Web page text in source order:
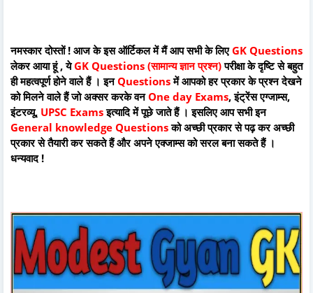
नमस्कार दोस्तों ! आज के इस ऑर्टिकल में मैं आप सभी के लिएGK Questions
लेकर आया हूं , येGK Questions (सामान्य ज्ञान प्रश्न)परीक्षा के दृष्टि से बहुत
ही महत्वपूर्ण होने वाले हैं । इनQuestionsमें आपको हर प्रकार के प्रश्न देखने
को मिलने वाले हैं जो अक्सर करके वनOne day Exams, इंट्रेंस एग्जाम्स,
इंटरव्यू, UPSC Examsइत्यादि में पूछे जाते हैं । इसलिए आप सभी इन
General knowledge Questionsको अच्छी प्रकार से पढ़ कर अच्छी
प्रकार से तैयारी कर सकते हैं और अपने एक्जाम्स को सरल बना सकते हैं ।
धन्यवाद !